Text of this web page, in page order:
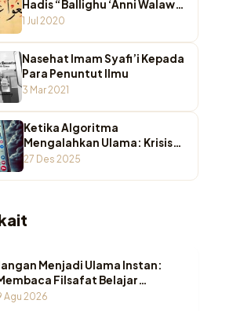
Hadis “Ballighu ‘Anni Walaw
Ayah”
1 Jul 2020
Nasehat Imam Syafi’i Kepada
Para Penuntut Ilmu
3 Mar 2021
Ketika Algoritma
Mengalahkan Ulama: Krisis
Otoritas Keagamaan di
27 Des 2025
Menjadi Ulama Instan:
Filsafat Belajar
dari Nama-Nama Kitab
Agu 2026